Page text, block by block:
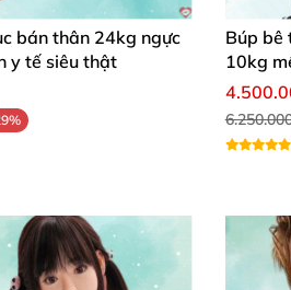
bán thân 24kg ngực
y tế siêu thật
Búp bê
10kg